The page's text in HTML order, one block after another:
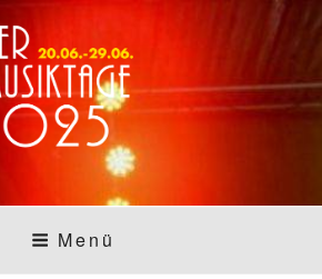
Menü